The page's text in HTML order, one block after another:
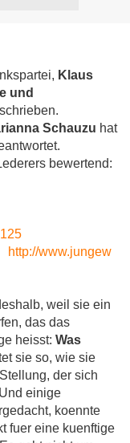
Klaus
und
Schauzu hat
bewertend:
http://www.jungew
weil sie ein
das das
heisst: Was
sie so, wie sie
der sich
einige
koennte
fuer eine kuenftige